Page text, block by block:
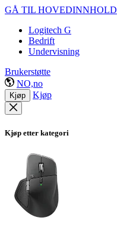
GÅ TIL HOVEDINNHOLD
Logitech G
Bedrift
Undervisning
Brukerstøtte
NO,no
Kjøp Kjøp
Kjøp etter kategori